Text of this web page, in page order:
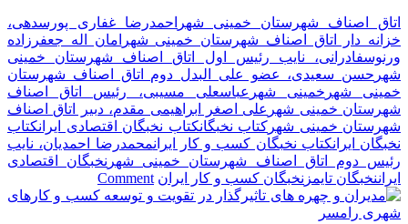
اتاق اصناف شهرستان خمینی شهر احمدرضا غفاری پورسدهی،
خزانه دار اتاق اصناف شهرستان خمینی شهر امان اله جعفرزاده
ورنوسفادرانی، نایب رئیس اول اتاق اصناف شهرستان خمینی
شهر حسن سعیدی، عضو علی البدل دوم اتاق اصناف شهرستان
خمینی شهر خمینی شهر عباسعلی مسیبی، رئیس اتاق اصناف
شهرستان خمینی شهر علی اصغر ابراهیمی مقدم، دبیر اتاق اصناف
شهرستان خمینی شهر کتاب نخبگانکتاب نخبگان اقتصادی ایرانکتاب
نخبگان ایرانکتاب نخبگان کسب و کار ایرانمحمدرضا احمدیان، نایب
رئیس دوم اتاق اصناف شهرستان خمینی شهر نخبگان اقتصادی
ایراننخبگان تایمز نخبگان کسب و کار ایران Comment
on
مدیران